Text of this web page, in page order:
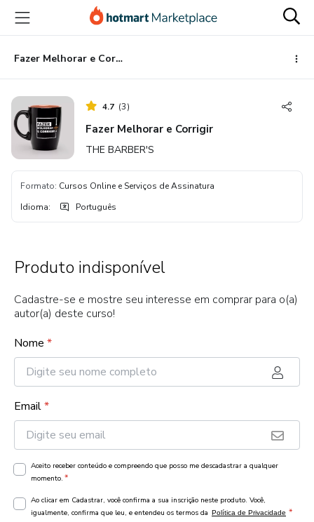
para
conteúdo
principal
para
pagamento
para
rodapé
Fazer Melhorar e Corrigir
4.7 (3)
Fazer Melhorar e Corrigir
THE BARBER'S
Formato: Cursos Online e Serviços de Assinatura
Idioma: Português
Produto indisponível
Cadastre-se e mostre seu interesse em comprar para o(a)
autor(a) deste curso!
Nome *
Email*
Aceito receber conteúdo e compreendo que posso me descadastrar a qualquer
momento. *
Ao clicar em Cadastrar, você confirma a sua inscrição neste produto. Você,
igualmente, confirma que leu, e entendeu os termos da Política de Privacidade *